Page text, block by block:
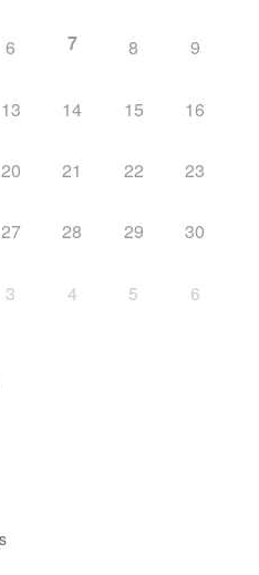
6 7 8 9
13 14 15 16
20 21 22 23
27 28 29 30
3 4 5 6